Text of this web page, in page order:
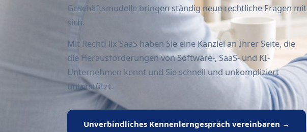
Geschäftsmodelle bringen ständig neue rechtliche Fragen mit
sich.
Mit RechtFlix SaaS haben Sie eine Kanzlei an Ihrer Seite, die
die Herausforderungen von Software-, SaaS- und KI-
Unternehmen kennt und Sie schnell und unkompliziert
unterstützt.
Unverbindliches Kennenlerngespräch vereinbaren →